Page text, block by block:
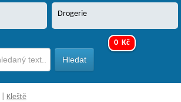
Drogerie
0 Kč
Kleště